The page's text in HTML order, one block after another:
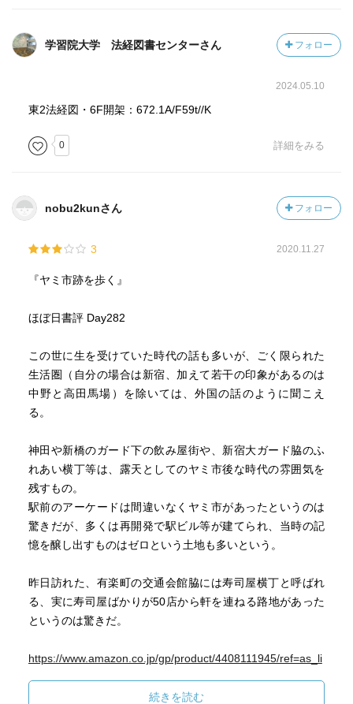
学習院大学 法経図書センターさん フォロー
2024.05.10
東2法経図・6F開架：672.1A/F59t//K
0 詳細をみる
nobu2kunさん フォロー
3 2020.11.27
『ヤミ市跡を歩く』
ほぼ日書評 Day282
この世に生を受けていた時代の話も多いが、ごく限られた
生活圏（自分の場合は新宿、加えて若干の印象があるのは
中野と高田馬場）を除いては、外国の話のように聞こえ
る。
神田や新橋のガード下の飲み屋街や、新宿大ガード脇のふ
れあい横丁等は、露天としてのヤミ市後な時代の雰囲気を
残すもの。
駅前のアーケードは間違いなくヤミ市があったというのは
驚きだが、多くは再開発で駅ビル等が建てられ、当時の記
憶を醸し出すものはゼロという土地も多いという。
昨日訪れた、有楽町の交通会館脇には寿司屋横丁と呼ばれ
る、実に寿司屋ばかりが50店から軒を連ねる路地があった
というのは驚きだ。
https://www.amazon.co.jp/gp/product/4408111945/ref=as_li
22&creative=1211&linkCode=as2&creativeASIN=44081119
続きを読む